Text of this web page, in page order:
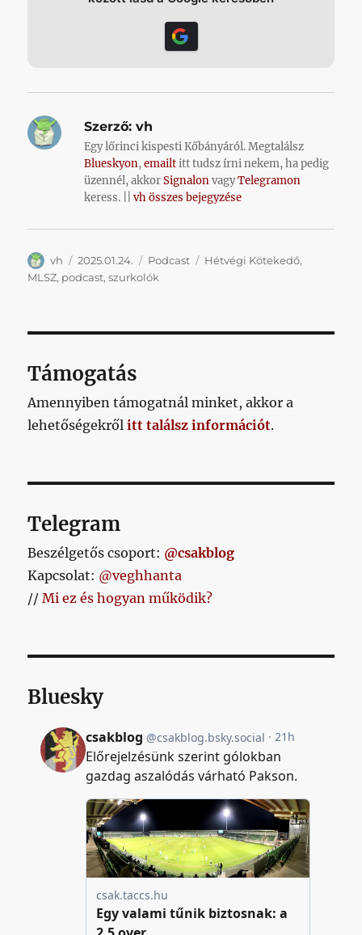
Szerző: vh
Egy lőrinci kispesti Kőbányáról. Megtalálsz
Blueskyon,emailtitt tudsz írni nekem, ha pedig
üzennél, akkorSignalonvagyTelegramon
keress. ||vh összes bejegyzése
Szerző
vh Közzétéve
2025.01.24. Kategória
Podcast Címke
Hétvégi Kötekedő,
MLSZ, podcast,szurkolók
Támogatás
Amennyiben támogatnál minket, akkor a
lehetőségekrőlitt találsz információt.
Telegram
Beszélgetős csoport: @csakblog
Kapcsolat: @veghhanta
//Mi ez és hogyan működik?
Bluesky